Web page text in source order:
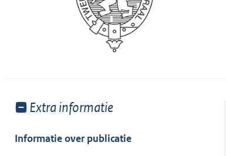
Toon
van:
Extra informatie
Informatie over publicatie